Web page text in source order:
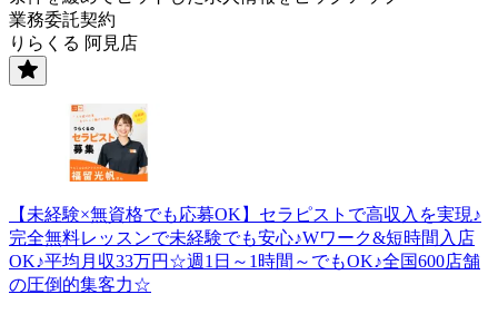
業務委託契約
りらくる 阿見店
【未経験×無資格でも応募OK】セラピストで高収入を実現♪
完全無料レッスンで未経験でも安心♪Wワーク&短時間入店
OK♪平均月収33万円☆週1日～1時間～でもOK♪全国600店舗
の圧倒的集客力☆